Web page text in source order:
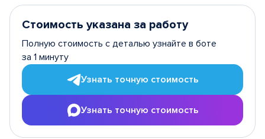
Стоимость указана за работу
Полную стоимость с деталью узнайте в боте
за 1 минуту
Узнать точную стоимость
Узнать точную стоимость